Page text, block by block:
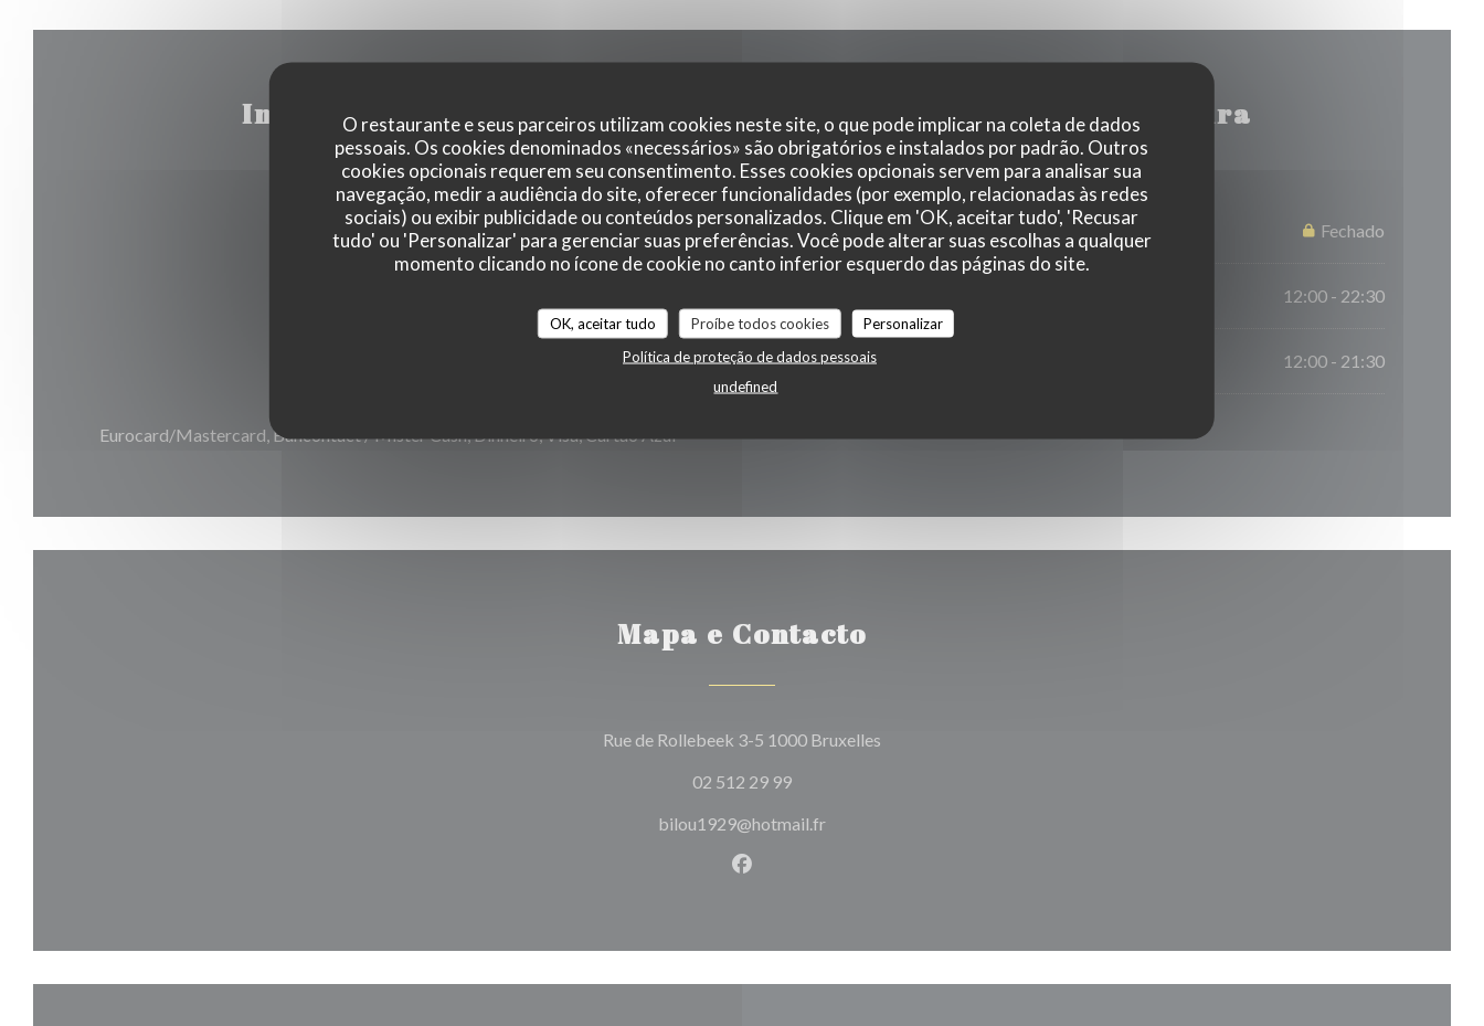
O restaurante e seus parceiros utilizam cookies neste site, o que pode implicar na coleta de dados
pessoais. Os cookies denominados «necessários» são obrigatórios e instalados por padrão. Outros
cookies opcionais requerem seu consentimento. Esses cookies opcionais servem para analisar sua
navegação, medir a audiência do site, oferecer funcionalidades (por exemplo, relacionadas às redes
sociais) ou exibir publicidade ou conteúdos personalizados. Clique em 'OK, aceitar tudo', 'Recusar
tudo' ou 'Personalizar' para gerenciar suas preferências. Você pode alterar suas escolhas a qualquer
momento clicando no ícone de cookie no canto inferior esquerdo das páginas do site.
OK, aceitar tudo Proíbe todos cookies
Personalizar
Política de proteção de dados pessoais
undefined
Informações gerais
Tipo de empresa
Restaurante Tradicional
Eurocard/Mastercard, Bancontact / Mister Cash, Dinheiro, Visa, Cartão Azul
Horário de abertura
Seg-Qua Fechado
12:00 - 22:30
Domingo 12:00 - 21:30
Mapa e Contacto
Rue de Rollebeek 3-5 1000 Bruxelles
02 512 29 99
bilou1929@hotmail.fr
Facebook ((abre numa nova janela))